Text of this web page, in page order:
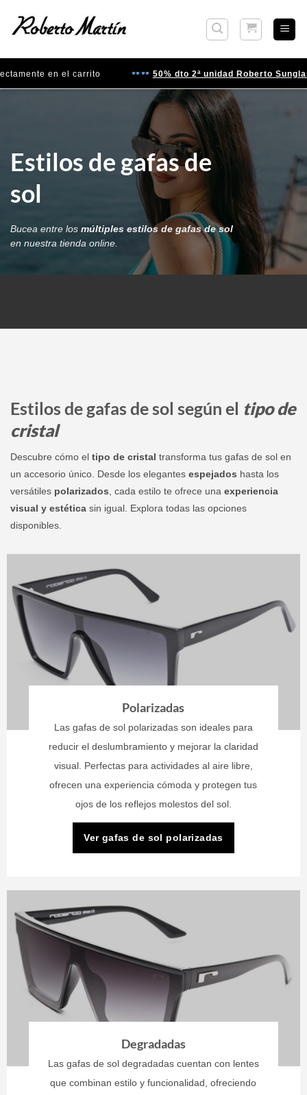
en el carrito 50% dto 2ª unidad Roberto Sunglasses
Estilos de gafas de
sol
Bucea entre los múltiples estilos de gafas de sol
en nuestra tienda online.
Estilos de gafas de sol según el tipo de
cristal
Descubre cómo el tipo de cristal transforma tus gafas de sol en
un accesorio único. Desde los elegantes espejados hasta los
versátiles polarizados , cada estilo te ofrece una experiencia
visual y estética sin igual. Explora todas las opciones
disponibles.
Polarizadas
Las gafas de sol polarizadas son ideales para
reducir el deslumbramiento y mejorar la claridad
visual. Perfectas para actividades al aire libre,
ofrecen una experiencia cómoda y protegen tus
ojos de los reflejos molestos del sol.
Ver gafas de sol polarizadas
Degradadas
Las gafas de sol degradadas cuentan con lentes
que combinan estilo y funcionalidad, ofreciendo